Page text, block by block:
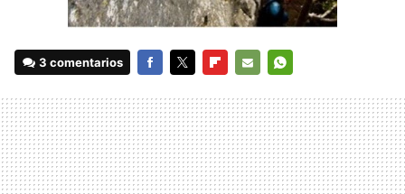
3 comentarios
MAIL